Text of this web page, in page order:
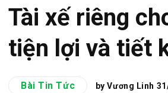
Tài xế riêng
tiện lợi và tiết
Bài Tin Tức by Vương Linh